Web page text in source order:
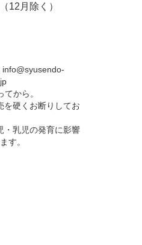
12月除く）
info@syusendo-
から。
を硬くお断りしてお
・乳児の発育に影響
す。